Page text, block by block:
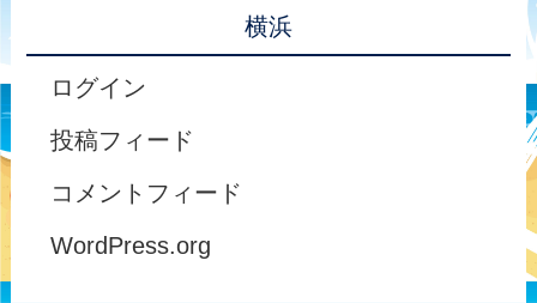
横浜
ログイン
投稿フィード
コメントフィード
WordPress.org